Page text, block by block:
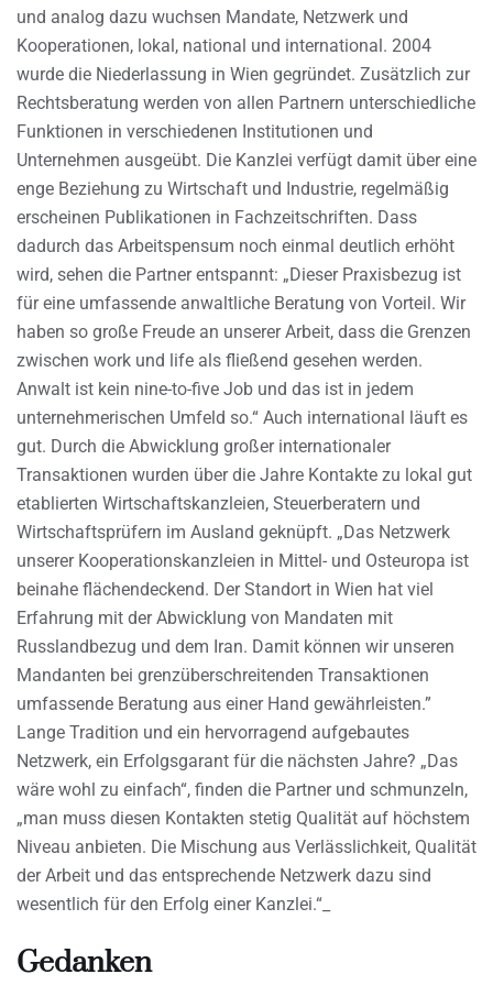
und analog dazu wuchsen Mandate, Netzwerk und
Kooperationen, lokal, national und international. 2004
wurde die Niederlassung in Wien gegründet. Zusätzlich zur
Rechtsberatung werden von allen Partnern unterschiedliche
Funktionen in verschiedenen Institutionen und
Unternehmen ausgeübt. Die Kanzlei verfügt damit über eine
enge Beziehung zu Wirtschaft und Industrie, regelmäßig
erscheinen Publikationen in Fachzeitschriften. Dass
dadurch das Arbeitspensum noch einmal deutlich erhöht
wird, sehen die Partner entspannt: „Dieser Praxisbezug ist
für eine umfassende anwaltliche Beratung von Vorteil. Wir
haben so große Freude an unserer Arbeit, dass die Grenzen
zwischen work und life als fließend gesehen werden.
Anwalt ist kein nine-to-five Job und das ist in jedem
unternehmerischen Umfeld so.“ Auch international läuft es
gut. Durch die Abwicklung großer internationaler
Transaktionen wurden über die Jahre Kontakte zu lokal gut
etablierten Wirtschaftskanzleien, Steuerberatern und
Wirtschaftsprüfern im Ausland geknüpft. „Das Netzwerk
unserer Kooperationskanzleien in Mittel- und Osteuropa ist
beinahe flächendeckend. Der Standort in Wien hat viel
Erfahrung mit der Abwicklung von Mandaten mit
Russlandbezug und dem Iran. Damit können wir unseren
Mandanten bei grenzüberschreitenden Transaktionen
umfassende Beratung aus einer Hand gewährleisten.”
Lange Tradition und ein hervorragend aufgebautes
Netzwerk, ein Erfolgsgarant für die nächsten Jahre? „Das
wäre wohl zu einfach“, finden die Partner und schmunzeln,
„man muss diesen Kontakten stetig Qualität auf höchstem
Niveau anbieten. Die Mischung aus Verlässlichkeit, Qualität
der Arbeit und das entsprechende Netzwerk dazu sind
wesentlich für den Erfolg einer Kanzlei.“_
Gedanken